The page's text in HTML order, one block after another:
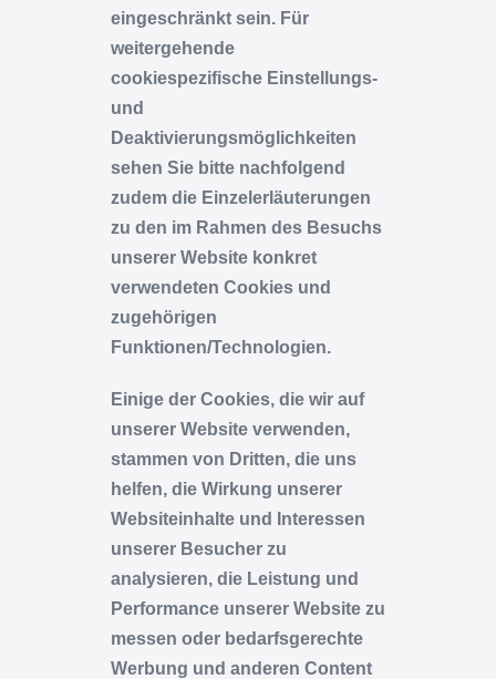
eingeschränkt sein. Für
weitergehende
cookiespezifische Einstellungs-
und
Deaktivierungsmöglichkeiten
sehen Sie bitte nachfolgend
zudem die Einzelerläuterungen
zu den im Rahmen des Besuchs
unserer Website konkret
verwendeten Cookies und
zugehörigen
Funktionen/Technologien.
Einige der Cookies, die wir auf
unserer Website verwenden,
stammen von Dritten, die uns
helfen, die Wirkung unserer
Websiteinhalte und Interessen
unserer Besucher zu
analysieren, die Leistung und
Performance unserer Website zu
messen oder bedarfsgerechte
Werbung und anderen Content